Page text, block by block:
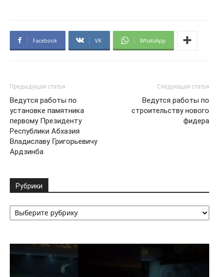
Facebook VK WhatsApp
Предыдущая статья
Ведутся работы по
установке памятника
первому Президенту
Республики Абхазия
Владиславу Григорьевичу
Ардзинба
Следующая статья
Ведутся работы по
строительству нового
фидера
Рубрики
Рубрики